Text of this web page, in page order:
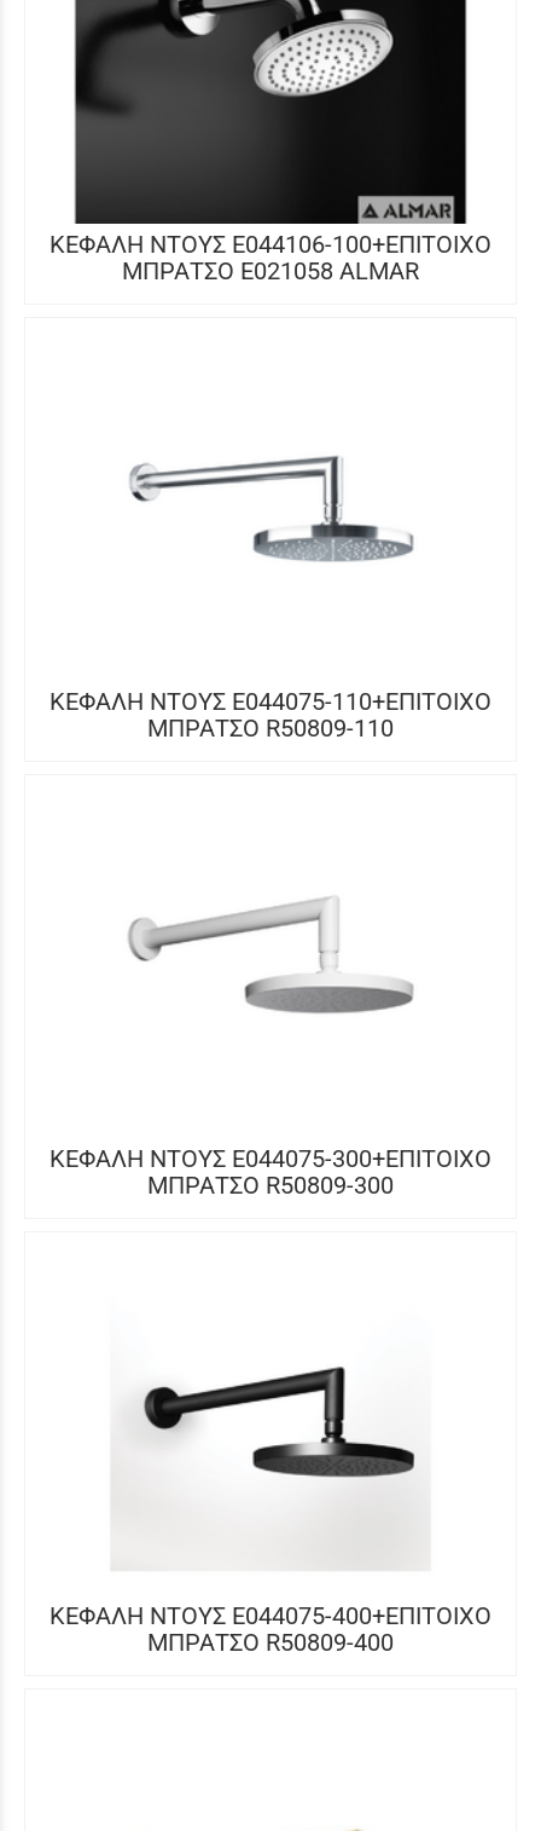
ΚΕΦΑΛΗ ΝΤΟΥΣ E044106-100+ΕΠΙΤΟΙΧΟ
ΜΠΡΑΤΣΟ E021058 ALMAR
ΚΕΦΑΛΗ ΝΤΟΥΣ E044075-110+ΕΠΙΤΟΙΧΟ
ΜΠΡΑΤΣΟ R50809-110
ΚΕΦΑΛΗ ΝΤΟΥΣ E044075-300+ΕΠΙΤΟΙΧΟ
ΜΠΡΑΤΣΟ R50809-300
ΚΕΦΑΛΗ ΝΤΟΥΣ E044075-400+ΕΠΙΤΟΙΧΟ
ΜΠΡΑΤΣΟ R50809-400